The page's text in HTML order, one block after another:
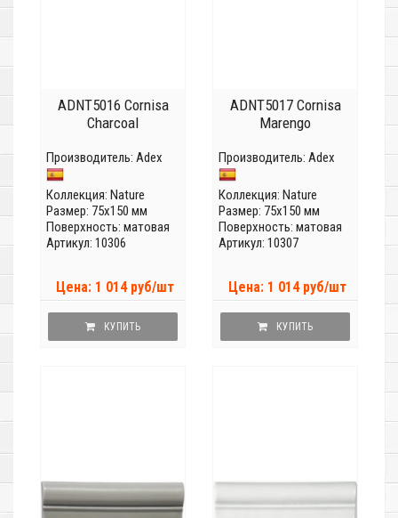
ADNT5016 Cornisa
Charcoal
Производитель: Adex
Коллекция: Nature
Размер: 75x150 мм
Поверхность: матовая
Артикул: 10306
Цена: 1 014 руб/шт
КУПИТЬ
ADNT5017 Cornisa
Marengo
Производитель: Adex
Коллекция: Nature
Размер: 75x150 мм
Поверхность: матовая
Артикул: 10307
Цена: 1 014 руб/шт
КУПИТЬ